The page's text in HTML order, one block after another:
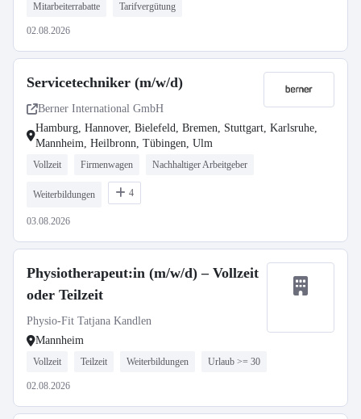
Mitarbeiterrabatte Tarifvergütung
02.08.2026
Servicetechniker (m/w/d)
Berner International GmbH
Hamburg, Hannover, Bielefeld, Bremen, Stuttgart, Karlsruhe,
Mannheim, Heilbronn, Tübingen, Ulm
Vollzeit Firmenwagen Nachhaltiger Arbeitgeber
Weiterbildungen 4
03.08.2026
Physiotherapeut:in (m/w/d) – Vollzeit
oder Teilzeit
Physio-Fit Tatjana Kandlen
Mannheim
Vollzeit Teilzeit Weiterbildungen Urlaub >= 30
02.08.2026